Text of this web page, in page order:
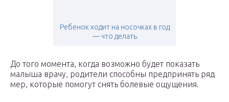
Ребенок ходит на носочках в год
— что делать
До того момента, когда возможно будет показать
малыша врачу, родители способны предпринять ряд
мер, которые помогут снять болевые ощущения.